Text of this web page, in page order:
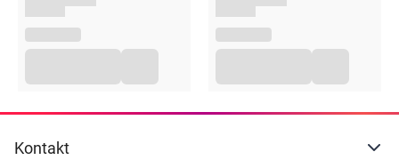
Sposób użycia
Zwilż dokładnie włosy i skórę głowy letnią wodą.
Wmasuj pianę w skalp i włosy, następnie dokładnie
Opakowanie
Kontakt